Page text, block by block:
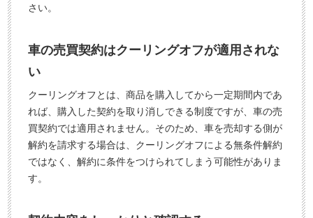
さい。
車の売買契約はクーリングオフが適用されな
い
クーリングオフとは、商品を購入してから一定期間内であ
れば、購入した契約を取り消しできる制度ですが、車の売
買契約では適用されません。そのため、車を売却する側が
解約を請求する場合は、クーリングオフによる無条件解約
ではなく、解約に条件をつけられてしまう可能性がありま
す。